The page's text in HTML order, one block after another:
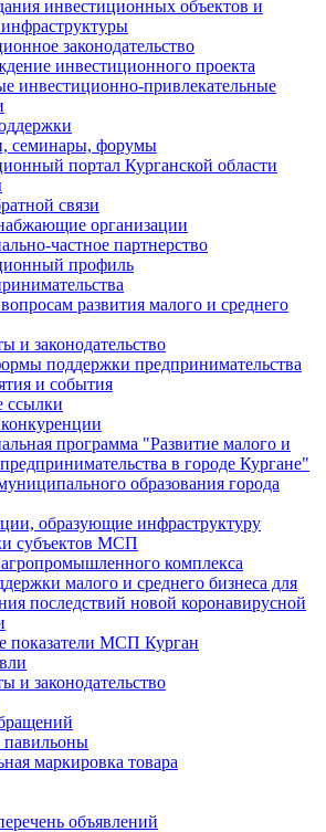
инвестиционных объектов и
законодательство
инвестиционного проекта
инвестиционно-привлекательные
семинары, форумы
портал Курганской области
связи
организации
частное партнерство
профиль
развития малого и среднего
и законодательство
поддержки предпринимательства
и события
ссылки
программа "Развитие малого и
в городе Кургане"
образования города
образующие инфраструктуру
субъектов МСП
комплекса
малого и среднего бизнеса для
последствий новой коронавирусной
показатели МСП Курган
и законодательство
маркировка товара
объявлений